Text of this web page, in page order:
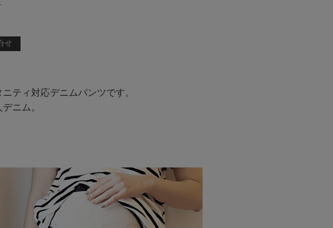
ティ対応デニムパンツです。
ニム。